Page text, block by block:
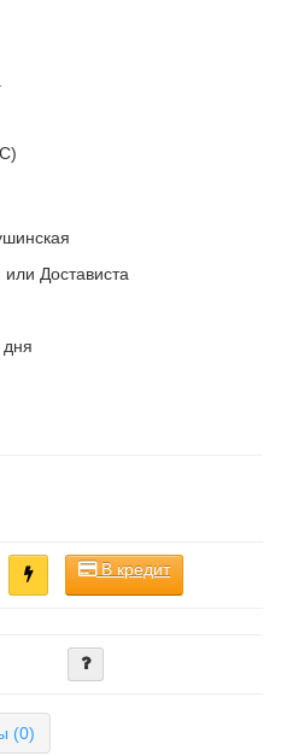
Достависта
В кредит
(0)